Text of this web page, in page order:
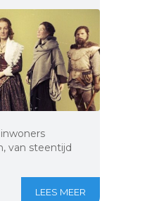
van steentijd
LEES MEER